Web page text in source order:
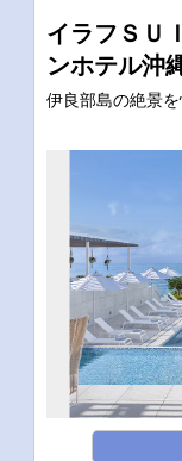
イラフＳＵ
ンホテル沖
伊良部島の絶景